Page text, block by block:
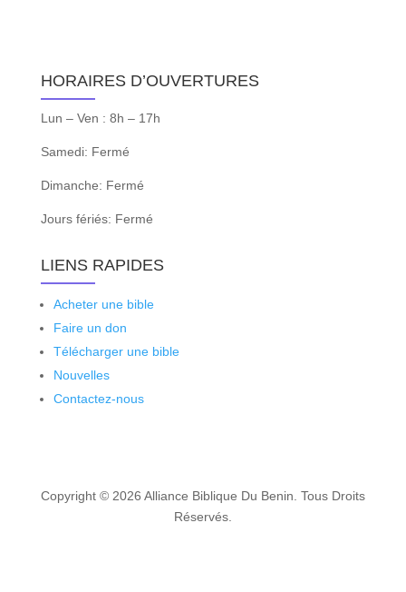
HORAIRES D’OUVERTURES
Lun – Ven : 8h – 17h
Samedi: Fermé
Dimanche: Fermé
Jours fériés: Fermé
LIENS RAPIDES
Acheter une bible
Faire un don
Télécharger une bible
Nouvelles
Contactez-nous
Copyright © 2026 Alliance Biblique Du Benin. Tous Droits
Réservés.